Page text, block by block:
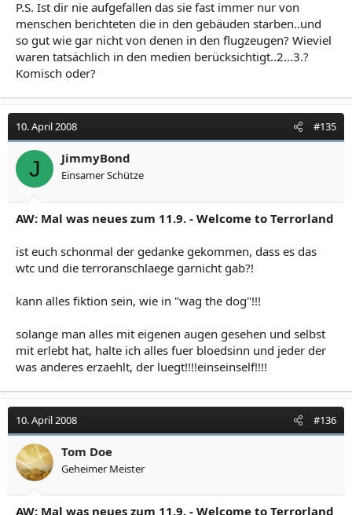
P.S. Ist dir nie aufgefallen das sie fast immer nur von
menschen berichteten die in den gebäuden starben..und
so gut wie gar nicht von denen in den flugzeugen? Wieviel
waren tatsächlich in den medien berücksichtigt..2...3.?
Komisch oder?
10. April 2008 #135
J JimmyBond
Einsamer Schütze
AW: Mal was neues zum 11.9. - Welcome to Terrorland
ist euch schonmal der gedanke gekommen, dass es das
wtc und die terroranschlaege garnicht gab?!
kann alles fiktion sein, wie in "wag the dog"!!!
solange man alles mit eigenen augen gesehen und selbst
mit erlebt hat, halte ich alles fuer bloedsinn und jeder der
was anderes erzaehlt, der luegt!!!!einseinself!!!!
10. April 2008 #136
Tom Doe
Geheimer Meister
AW: Mal was neues zum 11.9. - Welcome to Terrorland